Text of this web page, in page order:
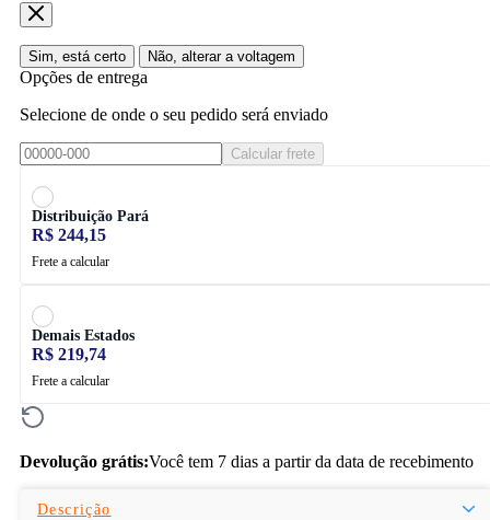
Sim, está certo Não, alterar a voltagem
Opções de entrega
Selecione de onde o seu pedido será enviado
Calcular frete
Distribuição Pará
R$ 244,15
Frete a calcular
Demais Estados
R$ 219,74
Frete a calcular
Devolução grátis:Você tem 7 dias a partir da data de recebimento
Descrição